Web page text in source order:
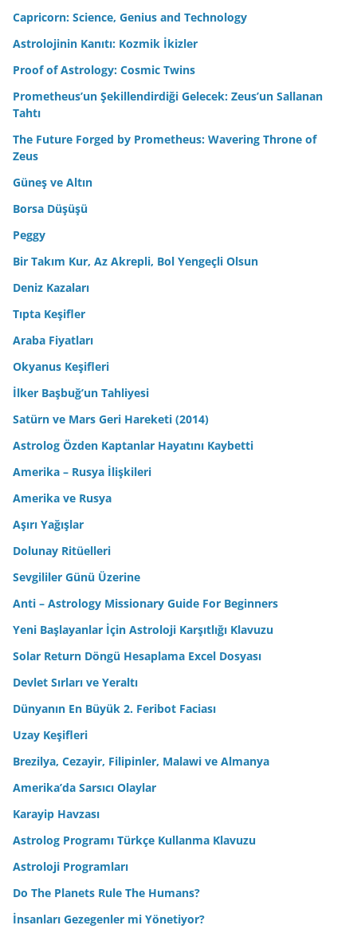
Capricorn: Science, Genius and Technology
Astrolojinin Kanıtı: Kozmik İkizler
Proof of Astrology: Cosmic Twins
Prometheus’un Şekillendirdiği Gelecek: Zeus’un Sallanan
Tahtı
The Future Forged by Prometheus: Wavering Throne of
Zeus
Güneş ve Altın
Borsa Düşüşü
Peggy
Bir Takım Kur, Az Akrepli, Bol Yengeçli Olsun
Deniz Kazaları
Tıpta Keşifler
Araba Fiyatları
Okyanus Keşifleri
İlker Başbuğ’un Tahliyesi
Satürn ve Mars Geri Hareketi (2014)
Astrolog Özden Kaptanlar Hayatını Kaybetti
Amerika – Rusya İlişkileri
Amerika ve Rusya
Aşırı Yağışlar
Dolunay Ritüelleri
Sevgililer Günü Üzerine
Anti – Astrology Missionary Guide For Beginners
Yeni Başlayanlar İçin Astroloji Karşıtlığı Klavuzu
Solar Return Döngü Hesaplama Excel Dosyası
Devlet Sırları ve Yeraltı
Dünyanın En Büyük 2. Feribot Faciası
Uzay Keşifleri
Brezilya, Cezayir, Filipinler, Malawi ve Almanya
Amerika’da Sarsıcı Olaylar
Karayip Havzası
Astrolog Programı Türkçe Kullanma Klavuzu
Astroloji Programları
Do The Planets Rule The Humans?
İnsanları Gezegenler mi Yönetiyor?